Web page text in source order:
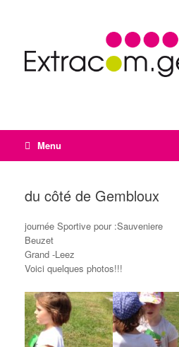
Menu
du côté de Gembloux
journée Sportive pour :Sauveniere
Beuzet
Grand -Leez
Voici quelques photos!!!